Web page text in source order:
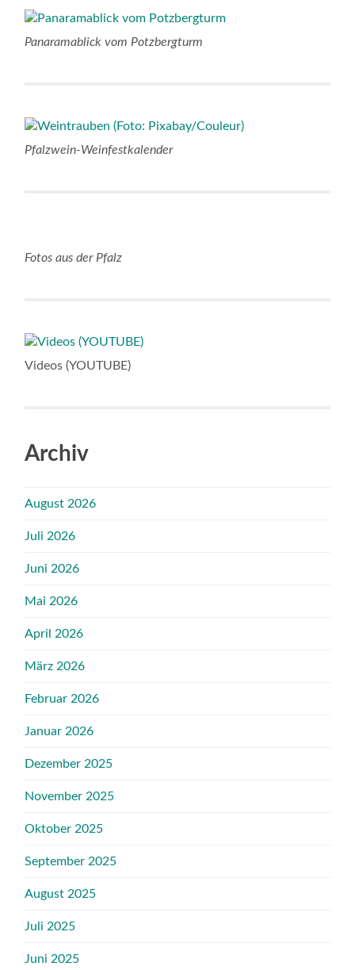
Panaramablick vom Potzbergturm
Pfalzwein-Weinfestkalender
Fotos aus der Pfalz
Videos (YOUTUBE)
Archiv
August 2026
Juli 2026
Juni 2026
Mai 2026
April 2026
März 2026
Februar 2026
Januar 2026
Dezember 2025
November 2025
Oktober 2025
September 2025
August 2025
Juli 2025
Juni 2025